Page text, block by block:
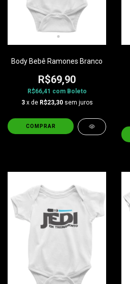
Body Bebê Ramones Branco
R$69,90
R$66,41 com Boleto
3 x de R$23,30 sem juros
COMPRAR